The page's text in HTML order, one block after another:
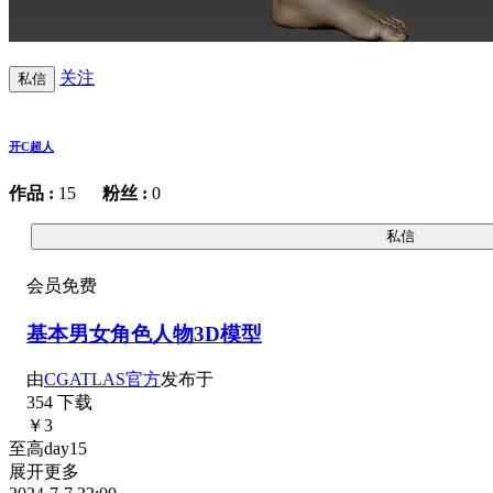
私信 关注
开C超人
作品 : 15 粉丝 : 0
私信
会员免费
基本男女角色人物3D模型
由CGATLAS官方发布于
354 下载
￥3
至高day15
展开更多